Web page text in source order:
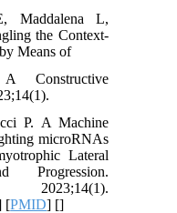
Maddalena L,
the Context-
by Means of
Constructive
P. A Machine
microRNAs
Lateral
Progression.
] [PMID] [